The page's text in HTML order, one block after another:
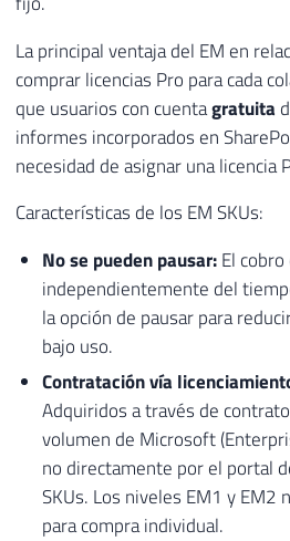
La principal ventaja del EM en
comprar licencias Pro para cada
que usuarios con cuentagratuita
informes incorporados en
necesidad de asignar una licencia
Características de los EM SKUs:
No se pueden pausar:El cobro
independientemente del
la opción de pausar para
bajo uso.
Contratación vía
Adquiridos a través de
volumen de Microsoft
no directamente por el portal
SKUs. Los niveles EM1 y EM2
para compra individual.